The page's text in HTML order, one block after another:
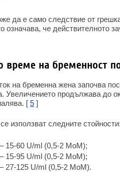
да е само следствие от
означава, че действителното
време на бременност
на бременна жена започва
Увеличението продължава до
[ 5 ]
използват следните
15-60 U/ml (0,5-2 MoM);
15-95 U/ml (0,5-2 MoM);
27-125 U/ml (0,5-2 MoM).